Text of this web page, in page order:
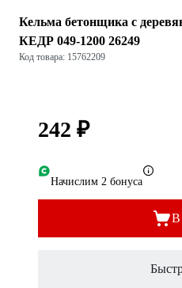
Кельма бетонщика с
КЕДР 049-1200 26249
Код товара: 15762209
242 ₽
Начислим 2 бонуса
В